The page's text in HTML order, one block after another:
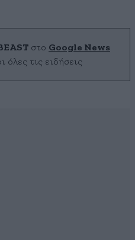
στο Google News
όλες τις ειδήσεις